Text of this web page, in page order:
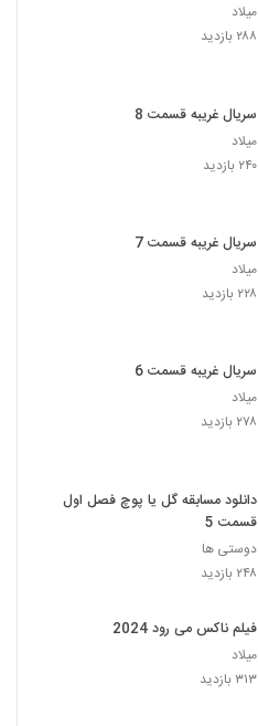
میلاد
۲۸۸ بازدید
سریال غریبه قسمت 8
میلاد
۲۴۰ بازدید
سریال غریبه قسمت 7
میلاد
۲۲۸ بازدید
سریال غریبه قسمت 6
میلاد
۲۷۸ بازدید
دانلود مسابقه گل یا پوچ فصل اول
قسمت 5
دوستی ها
۲۴۸ بازدید
فیلم ناکس می رود 2024
میلاد
۳۱۳ بازدید